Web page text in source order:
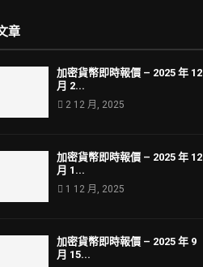
章
加密貨幣即時報價 – 2025 年 12
月 2...
2 12 月, 2025
加密貨幣即時報價 – 2025 年 12
月 1...
1 12 月, 2025
加密貨幣即時報價 – 2025 年 9
月 15...